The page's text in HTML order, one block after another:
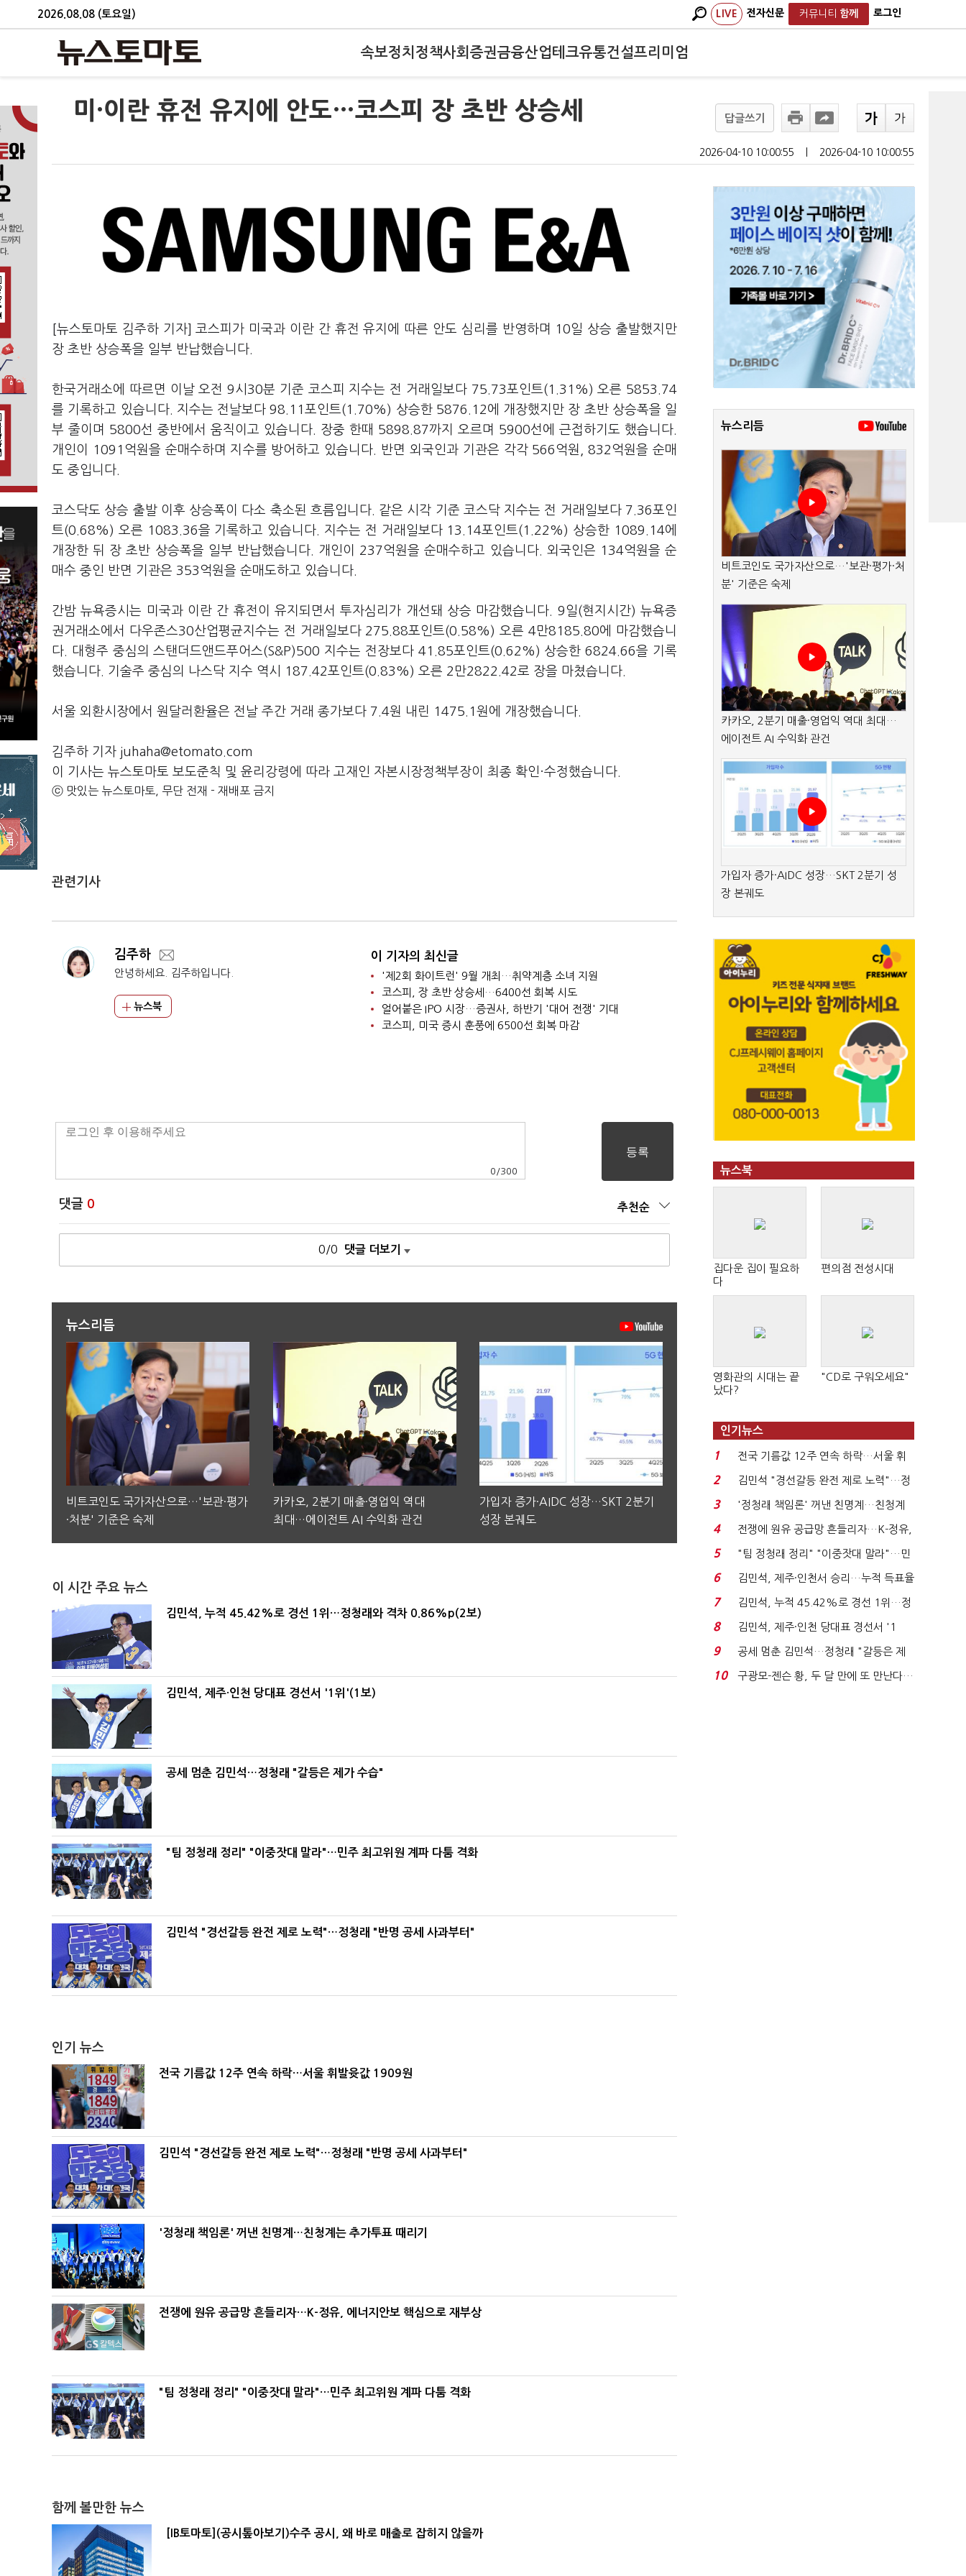
2026.08.08 (토요일) LIVE 전자신문 커뮤니티 함께 로그인
속보정치 정책사회 증권금융산업테크유통건설프리미엄
미·이란 휴전 유지에 안도…코스피 장 초반 상승세 답글쓰기
2026-04-10 10:00:55 2026-04-10 10:00:55
[뉴스토마토 김주하 기자] 코스피가 미국과 이란 간 휴전 유지에 따른 안도 심리를 반영하며 10일 상승 출발했지만
장 초반 상승폭을 일부 반납했습니다.
한국거래소에 따르면 이날 오전 9시30분 기준 코스피 지수는 전 거래일보다 75.73포인트(1.31%) 오른 5853.74
를 기록하고 있습니다. 지수는 전날보다 98.11포인트(1.70%) 상승한 5876.12에 개장했지만 장 초반 상승폭을 일
부 줄이며 5800선 중반에서 움직이고 있습니다. 장중 한때 5898.87까지 오르며 5900선에 근접하기도 했습니다.
개인이 1091억원을 순매수하며 지수를 방어하고 있습니다. 반면 외국인과 기관은 각각 566억원, 832억원을 순매
도 중입니다.
코스닥도 상승 출발 이후 상승폭이 다소 축소된 흐름입니다. 같은 시각 기준 코스닥 지수는 전 거래일보다 7.36포인
트(0.68%) 오른 1083.36을 기록하고 있습니다. 지수는 전 거래일보다 13.14포인트(1.22%) 상승한 1089.14에
개장한 뒤 장 초반 상승폭을 일부 반납했습니다. 개인이 237억원을 순매수하고 있습니다. 외국인은 134억원을 순
매수 중인 반면 기관은 353억원을 순매도하고 있습니다.
간밤 뉴욕증시는 미국과 이란 간 휴전이 유지되면서 투자심리가 개선돼 상승 마감했습니다. 9일(현지시간) 뉴욕증
권거래소에서 다우존스30산업평균지수는 전 거래일보다 275.88포인트(0.58%) 오른 4만8185.80에 마감했습니
다. 대형주 중심의 스탠더드앤드푸어스(S&P)500 지수는 전장보다 41.85포인트(0.62%) 상승한 6824.66을 기록
했습니다. 기술주 중심의 나스닥 지수 역시 187.42포인트(0.83%) 오른 2만2822.42로 장을 마쳤습니다.
서울 외환시장에서 원달러환율은 전날 주간 거래 종가보다 7.4원 내린 1475.1원에 개장했습니다.
김주하 기자 juhaha@etomato.com
이 기사는 뉴스토마토 보도준칙 및 윤리강령에 따라 고재인 자본시장정책부장이 최종 확인·수정했습니다.
ⓒ 맛있는 뉴스토마토, 무단 전재 - 재배포 금지
관련기사
김주하
안녕하세요. 김주하입니다.
뉴스북
이 기자의 최신글
'제2회 화이트런' 9월 개최…취약계층 소녀 지원
코스피, 장 초반 상승세…6400선 회복 시도
얼어붙은 IPO 시장…증권사, 하반기 '대어 전쟁' 기대
코스피, 미국 증시 훈풍에 6500선 회복 마감
0 /300
댓글 0 추천순
0/0 댓글 더보기
뉴스리듬
비트코인도 국가자산으로…'보관·평가
·처분' 기준은 숙제
카카오, 2분기 매출·영업익 역대
최대…에이전트 AI 수익화 관건
가입자 증가·AIDC 성장…SKT 2분기
성장 본궤도
이 시간 주요 뉴스
김민석, 누적 45.42%로 경선 1위…정청래와 격차 0.86%p(2보)
김민석, 제주·인천 당대표 경선서 '1위'(1보)
공세 멈춘 김민석…정청래 "갈등은 제가 수습"
"팀 정청래 정리" "이중잣대 말라"…민주 최고위원 계파 다툼 격화
김민석 "경선갈등 완전 제로 노력"…정청래 "반명 공세 사과부터"
인기 뉴스
전국 기름값 12주 연속 하락…서울 휘발윳값 1909원
김민석 "경선갈등 완전 제로 노력"…정청래 "반명 공세 사과부터"
'정청래 책임론' 꺼낸 친명계…친청계는 추가투표 때리기
전쟁에 원유 공급망 흔들리자…K-정유, 에너지안보 핵심으로 재부상
"팀 정청래 정리" "이중잣대 말라"…민주 최고위원 계파 다툼 격화
함께 볼만한 뉴스
[IB토마토](공시톺아보기)수주 공시, 왜 바로 매출로 잡히지 않을까
뉴스리듬
비트코인도 국가자산으로…'보관·평가·처
분' 기준은 숙제
카카오, 2분기 매출·영업익 역대 최대…
에이전트 AI 수익화 관건
가입자 증가·AIDC 성장…SKT 2분기 성
장 본궤도
뉴스북
집다운 집이 필요하
다
편의점 전성시대
영화관의 시대는 끝
났다?
"CD로 구워오세요"
인기뉴스
1
전국 기름값 12주 연속 하락…서울 휘
발윳값 1909원...
2
김민석 "경선갈등 완전 제로 노력"…정
청래 "반명 공세 사...
3
'정청래 책임론' 꺼낸 친명계…친청계
는 추가투표 때리기...
4
전쟁에 원유 공급망 흔들리자…K-정유,
에너지안보 핵심...
5
"팀 정청래 정리" "이중잣대 말라"…민
주 최고위원 계파 다...
6
김민석, 제주·인천서 승리…누적 득표율
'1위 탈환'(종합)...
7
김민석, 누적 45.42%로 경선 1위…정
청래와 격차 0.86%p(...
8
김민석, 제주·인천 당대표 경선서 '1
위'(1보)...
9
공세 멈춘 김민석…정청래 "갈등은 제
가 수습"
10
구광모-젠슨 황, 두 달 만에 또 만난다…